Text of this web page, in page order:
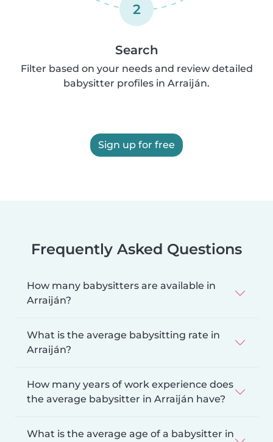
2
Search
Filter based on your needs and review detailed
babysitter profiles in Arraiján.
Sign up for free
Frequently Asked Questions
How many babysitters are available in
Arraiján?
What is the average babysitting rate in
Arraiján?
How many years of work experience does
the average babysitter in Arraiján have?
What is the average age of a babysitter in